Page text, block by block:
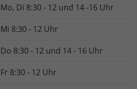
Mo, Di 8:30 - 12 und 14 -16 Uhr
Mi 8:30 - 12 Uhr
Do 8:30 - 12 und 14 - 16 Uhr
Fr 8:30 - 12 Uhr